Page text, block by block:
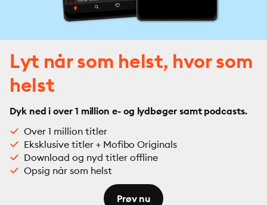
Lyt når som helst, hvor som
helst
Dyk ned i over 1 million e- og lydbøger samt podcasts.
Over 1 million titler
Eksklusive titler + Mofibo Originals
Download og nyd titler offline
Opsig når som helst
Prøv nu